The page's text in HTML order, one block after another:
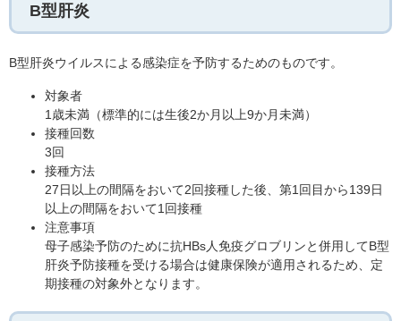
B型肝炎
B型肝炎ウイルスによる感染症を予防するためのものです。
対象者
1歳未満（標準的には生後2か月以上9か月未満）
接種回数
3回
接種方法
27日以上の間隔をおいて2回接種した後、第1回目から139日
以上の間隔をおいて1回接種
注意事項
母子感染予防のために抗HBs人免疫グロブリンと併用してB型
肝炎予防接種を受ける場合は健康保険が適用されるため、定
期接種の対象外となります。